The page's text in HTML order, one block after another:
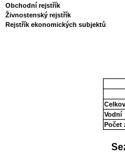
Obchodní rejstřík
Živnostenský rejstřík
Rejstřík ekonomických subjektů
Vodní
Počet